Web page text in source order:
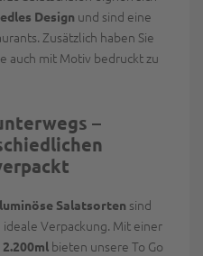
Design und sind eine
Zusätzlich haben Sie
auch mit Motiv bedruckt zu
–
Salatsorten sind
ideale Verpackung. Mit einer
bieten unsere To Go